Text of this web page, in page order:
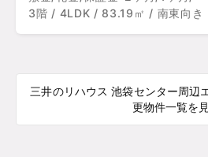
3階 / 4LDK / 83.19㎡ / 南東向き
三井のリハウス 池袋センター周辺
更物件一覧を